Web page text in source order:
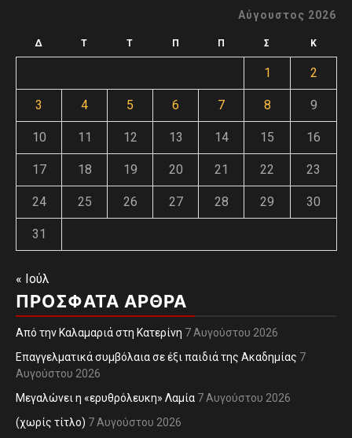
Αύγουστος 2026
Δ Τ Τ Π Π Σ Κ
1 2
3 4 5 6 7 8 9
10 11 12 13 14 15 16
17 18 19 20 21 22 23
24 25 26 27 28 29 30
31
« Ιούλ
ΠΡΌΣΦΑΤΑ ΆΡΘΡΑ
Από την Καλαμαριά στη Κατερίνη 7 Αυγούστου 2026
Επαγγελματικά συμβόλαια σε έξι παιδιά της Ακαδημίας 7
Αυγούστου 2026
Μεγαλώνει η «ερυθρόλευκη» Λαμία 7 Αυγούστου 2026
(χωρίς τίτλο) 7 Αυγούστου 2026